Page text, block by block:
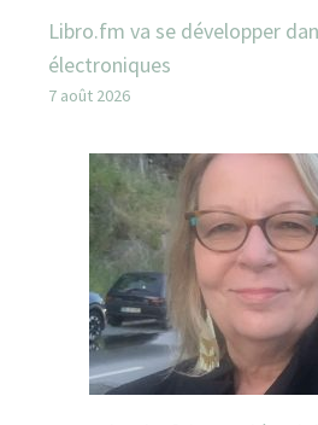
Libro.fm va se développer
électroniques
7 août 2026